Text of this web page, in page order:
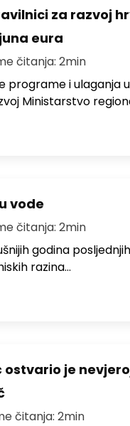
za razvoj
eura
čitanja: 2min
programe i ulaganja
Ministarstvo
vode
čitanja: 2min
godina
razina…
ostvario je
čitanja: 2min